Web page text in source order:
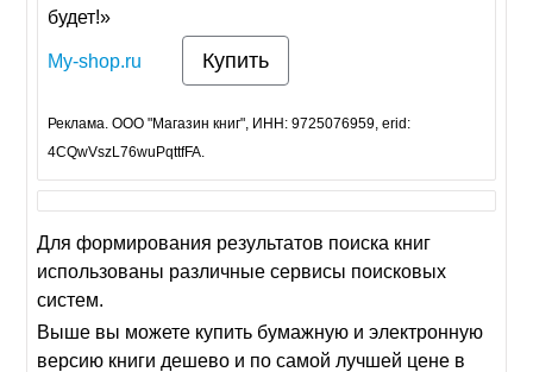
будет!»
My-shop.ru Купить
Реклама. ООО "Магазин книг", ИНН: 9725076959, erid:
4CQwVszL76wuPqttfFA.
Для формирования результатов поиска книг
использованы различные сервисы поисковых
систем.
Выше вы можете купить бумажную и электронную
версию книги дешево и по самой лучшей цене в